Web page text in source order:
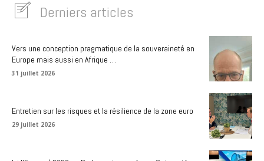
Derniers articles
Vers une conception pragmatique de la souveraineté en
Europe mais aussi en Afrique …
31 juillet 2026
Entretien sur les risques et la résilience de la zone euro
29 juillet 2026